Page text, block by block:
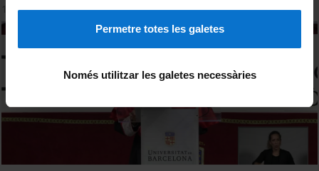
Permetre totes les galetes
Només utilitzar les galetes necessàries
12 setembre, 2022